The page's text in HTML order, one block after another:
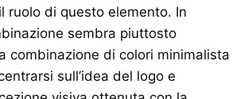
ruolo di questo elemento. In
sembra piuttosto
combinazione di colori minimalista
sull’idea del logo e